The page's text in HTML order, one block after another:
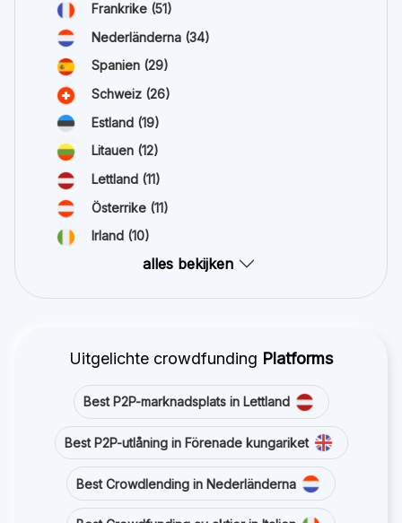
Frankrike (51)
Nederländerna (34)
Spanien (29)
Schweiz (26)
Estland (19)
Litauen (12)
Lettland (11)
Österrike (11)
Irland (10)
alles bekijken
Uitgelichte crowdfunding Platforms
Best P2P-marknadsplats in Lettland
Best P2P-utlåning in Förenade kungariket
Best Crowdlending in Nederländerna